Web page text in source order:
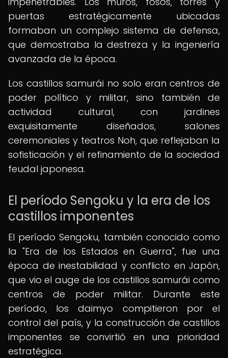
puertas estratégicamente ubicadas
formaban un complejo sistema de defensa,
que demostraba la destreza y la ingeniería
avanzada de la época.
Los castillos samurái no solo eran centros de
poder político y militar, sino también de
actividad cultural, con jardines
exquisitamente diseñados, salones
ceremoniales y teatros Noh, que reflejaban la
sofisticación y el refinamiento de la sociedad
feudal japonesa.
El período Sengoku y la era de los
castillos imponentes
El período Sengoku, también conocido como
la "Era de los Estados en Guerra", fue una
época de inestabilidad y conflicto en Japón,
que vio el auge de los castillos samurái como
centros de poder militar. Durante este
período, los daimyo compitieron por el
control del país, y la construcción de castillos
imponentes se convirtió en una prioridad
estratégica.